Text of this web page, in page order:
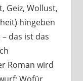
Geiz, Wollust,
hingeben
das ist das
Roman wird
Wofür